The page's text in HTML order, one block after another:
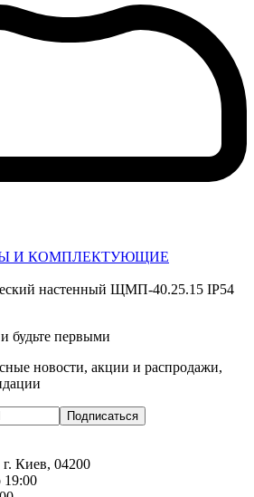
И КОМПЛЕКТУЮЩИЕ
настенный ЩМП-40.25.15 IP54
будьте первыми
новости, акции и распродажи,
Подписаться
Киев, 04200